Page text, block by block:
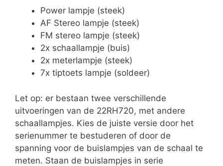
Power lampje (steek)
AF Stereo lampje (steek)
FM stereo lampje (steek)
2x schaallampje (buis)
2x meterlampje (steek)
7x tiptoets lampje (soldeer)
Let op: er bestaan twee verschillende
uitvoeringen van de 22RH720, met andere
schaallampjes. Kies de juiste versie door het
serienummer te bestuderen of door de
spanning voor de buislampjes van de schaal te
meten. Staan de buislampjes in serie